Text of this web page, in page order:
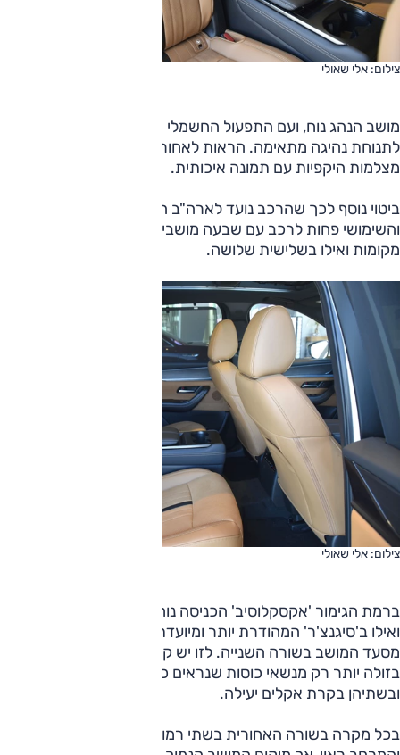
צילום: אלי שאולי
מושב הנהג נוח, ועם התפעול החשמלי שלו ושל ההגה קל להגיע
לתנוחת נהיגה מתאימה. הראות לאחור אינה מבריקה, וטוב שיש
מצלמות היקפיות עם תמונה איכותית.
ביטוי נוסף לכך שהרכב נועד לארה"ב הוא בסידור המקובל שם
והשימושי פחות לרכב עם שבעה מושבים; בשורה השנייה שני
מקומות ואילו בשלישית שלושה.
צילום: אלי שאולי
ברמת הגימור 'אקסקלוסיב' הכניסה נוחה יותר לשורה השלישית,
ואילו ב'סיגנצ'ר' המהודרת יותר ומיועדת לשישה יש לקפל את
מסעד המושב בשורה השנייה. לזו יש קונסולה מרכזית מרשימה,
בזולה יותר רק מנשאי כוסות שנראים כתוספת מקומית –
ובשתיהן בקרת אקלים יעילה.
בכל מקרה בשורה האחורית בשתי רמות האבזור פתחי מיזוג